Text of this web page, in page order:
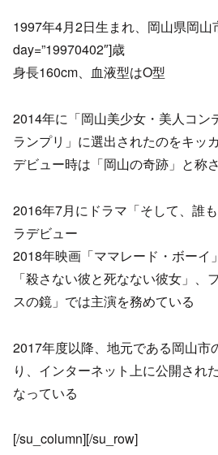
1997年4月2日生まれ、岡山県岡山
day=”19970402″]歳
身長160cm、血液型はO型
2014年に「岡山美少女・美人コン
ランプリ」に選出されたのをキッ
デビュー時は「岡山の奇跡」と称
2016年7月にドラマ「そして、誰
ラデビュー
2018年映画「ママレード・ボーイ
「殺さない彼と死なない彼女」、
スの鏡」では主演を務めている
2017年度以降、地元である岡山市
り、インターネット上に公開され
なっている
[/su_column][/su_row]